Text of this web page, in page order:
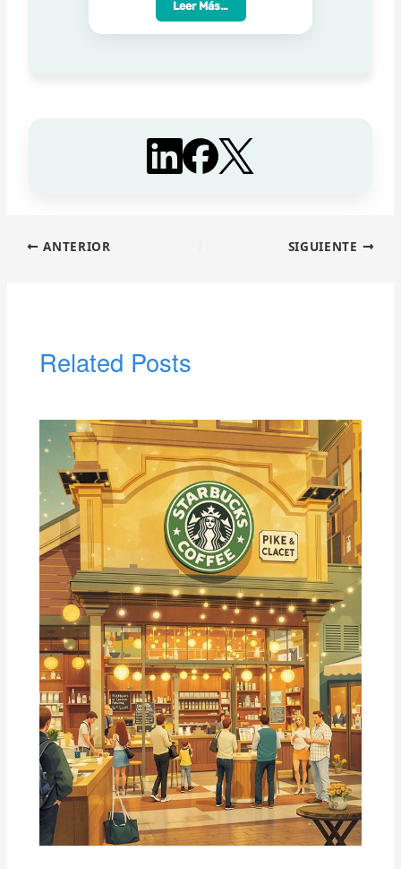
Leer Más…
ANTERIOR SIGUIENTE
Related Posts